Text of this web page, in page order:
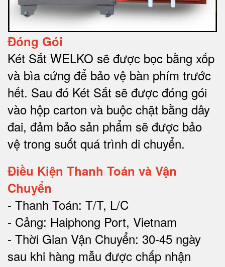
Đóng Gói
Két Sắt WELKO sẽ được bọc bằng xốp
và bìa cứng để bảo vệ bàn phím trước
hết. Sau đó Két Sắt sẽ được đóng gói
vào hộp carton và buộc chặt bằng dây
đai, đảm bảo sản phẩm sẽ được bảo
vệ trong suốt quá trình di chuyển.
Điều Kiện Thanh Toán và Vận
Chuyển
- Thanh Toán: T/T, L/C
- Cảng: Haiphong Port, Vietnam
- Thời Gian Vận Chuyển: 30-45 ngày
sau khi hàng mẫu được chấp nhận